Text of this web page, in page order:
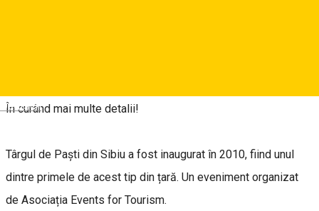
Deutsch
În curând mai multe detalii!
Târgul de Paști din Sibiu a fost inaugurat în 2010, fiind unul
dintre primele de acest tip din țară. Un eveniment organizat
de Asociația Events for Tourism.